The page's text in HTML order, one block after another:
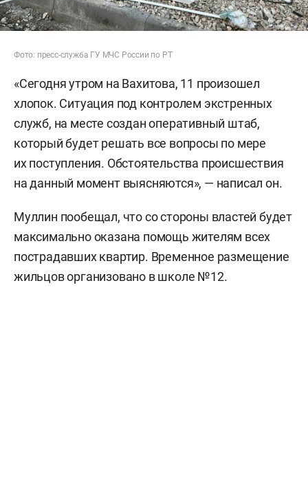
Фото: пресс-служба ГУ МЧС России по РТ
«Сегодня утром на Вахитова, 11 произошел
хлопок. Ситуация под контролем экстренных
служб, на месте создан оперативный штаб,
который будет решать все вопросы по мере
их поступления. Обстоятельства происшествия
на данный момент выясняются», — написал он.
Муллин пообещал, что со стороны властей будет
максимально оказана помощь жителям всех
пострадавших квартир. Временное размещение
жильцов организовано в школе №12.